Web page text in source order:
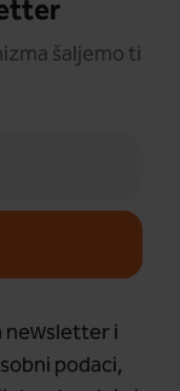
šaljemo ti
newsletter i
podaci,